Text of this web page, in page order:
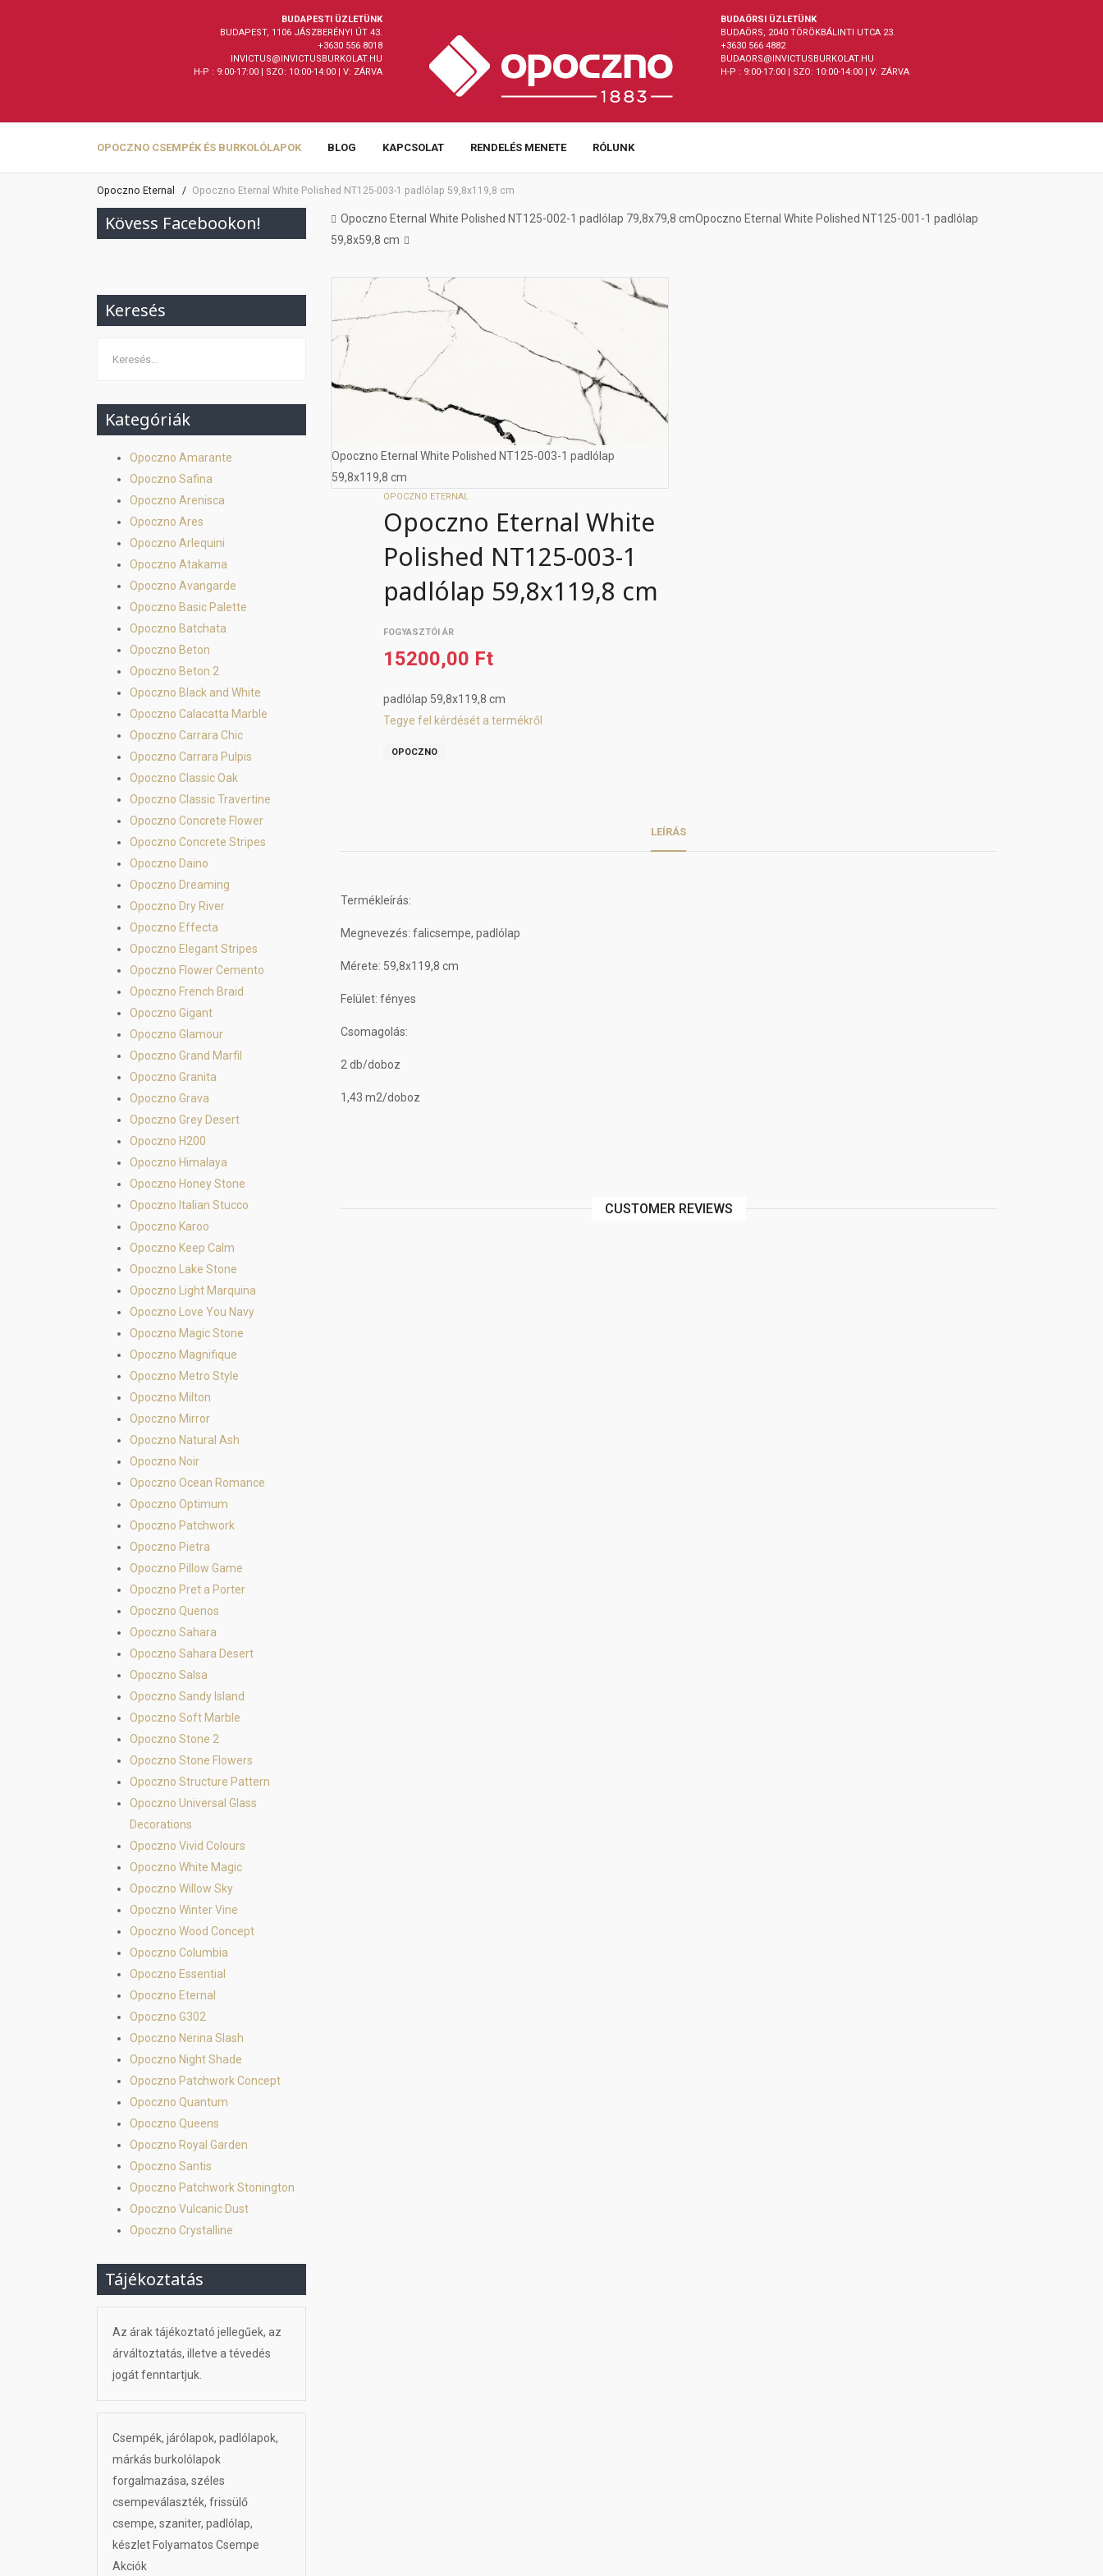
BUDAPESTI ÜZLETÜNK
BUDAPEST, 1106 JÁSZBERÉNYI ÚT 43.
+3630 556 8018
INVICTUS@INVICTUSBURKOLAT.HU
H-P : 9:00-17:00 | SZO: 10:00-14:00 | V: ZÁRVA
BUDAÖRSI ÜZLETÜNK
BUDAÖRS, 2040 TÖRÖKBÁLINTI UTCA 23.
+3630 566 4882
BUDAORS@INVICTUSBURKOLAT.HU
H-P : 9:00-17:00 | SZO: 10:00-14:00 | V: ZÁRVA
OPOCZNO CSEMPÉK ÉS BURKOLÓLAPOK BLOG KAPCSOLAT RENDELÉS MENETE RÓLUNK
Opoczno Eternal Opoczno Eternal White Polished NT125-003-1 padlólap 59,8x119,8 cm
Opoczno Eternal White Polished NT125-002-1 padlólap 79,8x79,8 cmOpoczno Eternal White Polished NT125-001-1 padlólap
59,8x59,8 cm
Opoczno Eternal White Polished NT125-003-1 padlólap
59,8x119,8 cm
OPOCZNO ETERNAL
Opoczno Eternal White
Polished NT125-003-1
padlólap 59,8x119,8 cm
FOGYASZTÓI ÁR
15200,00 Ft
padlólap 59,8x119,8 cm
Tegye fel kérdését a termékről
OPOCZNO
LEÍRÁS
Termékleírás:
Megnevezés: falicsempe, padlólap
Mérete: 59,8x119,8 cm
Felület: fényes
Csomagolás:
2 db/doboz
1,43 m2/doboz
CUSTOMER REVIEWS
Kövess Facebookon!
Keresés
Kategóriák
Opoczno Amarante
Opoczno Safina
Opoczno Arenisca
Opoczno Ares
Opoczno Arlequini
Opoczno Atakama
Opoczno Avangarde
Opoczno Basic Palette
Opoczno Batchata
Opoczno Beton
Opoczno Beton 2
Opoczno Black and White
Opoczno Calacatta Marble
Opoczno Carrara Chic
Opoczno Carrara Pulpis
Opoczno Classic Oak
Opoczno Classic Travertine
Opoczno Concrete Flower
Opoczno Concrete Stripes
Opoczno Daino
Opoczno Dreaming
Opoczno Dry River
Opoczno Effecta
Opoczno Elegant Stripes
Opoczno Flower Cemento
Opoczno French Braid
Opoczno Gigant
Opoczno Glamour
Opoczno Grand Marfil
Opoczno Granita
Opoczno Grava
Opoczno Grey Desert
Opoczno H200
Opoczno Himalaya
Opoczno Honey Stone
Opoczno Italian Stucco
Opoczno Karoo
Opoczno Keep Calm
Opoczno Lake Stone
Opoczno Light Marquina
Opoczno Love You Navy
Opoczno Magic Stone
Opoczno Magnifique
Opoczno Metro Style
Opoczno Milton
Opoczno Mirror
Opoczno Natural Ash
Opoczno Noir
Opoczno Ocean Romance
Opoczno Optimum
Opoczno Patchwork
Opoczno Pietra
Opoczno Pillow Game
Opoczno Pret a Porter
Opoczno Quenos
Opoczno Sahara
Opoczno Sahara Desert
Opoczno Salsa
Opoczno Sandy Island
Opoczno Soft Marble
Opoczno Stone 2
Opoczno Stone Flowers
Opoczno Structure Pattern
Opoczno Universal Glass
Decorations
Opoczno Vivid Colours
Opoczno White Magic
Opoczno Willow Sky
Opoczno Winter Vine
Opoczno Wood Concept
Opoczno Columbia
Opoczno Essential
Opoczno Eternal
Opoczno G302
Opoczno Nerina Slash
Opoczno Night Shade
Opoczno Patchwork Concept
Opoczno Quantum
Opoczno Queens
Opoczno Royal Garden
Opoczno Santis
Opoczno Patchwork Stonington
Opoczno Vulcanic Dust
Opoczno Crystalline
Tájékoztatás
Az árak tájékoztató jellegűek, az
árváltoztatás, illetve a tévedés
jogát fenntartjuk.
Csempék, járólapok, padlólapok,
márkás burkolólapok
forgalmazása, széles
csempeválaszték, frissülő
csempe, szaniter, padlólap,
készlet Folyamatos Csempe
Akciók